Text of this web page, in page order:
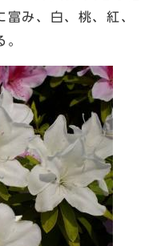
み、白、桃、紅、